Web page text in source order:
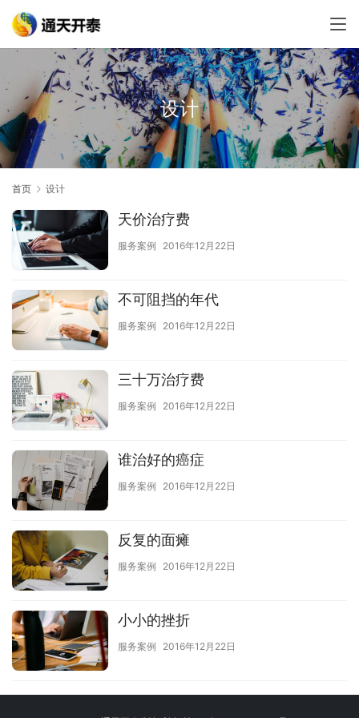
设计
首页 设计
天价治疗费
服务案例 2016年12月22日
不可阻挡的年代
服务案例 2016年12月22日
三十万治疗费
服务案例 2016年12月22日
谁治好的癌症
服务案例 2016年12月22日
反复的面瘫
服务案例 2016年12月22日
小小的挫折
服务案例 2016年12月22日